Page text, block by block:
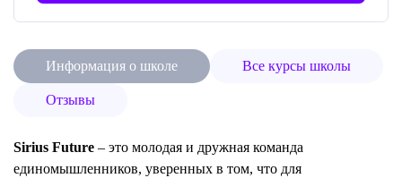
Информация о школе Все курсы школы
Отзывы
Sirius Future – это молодая и дружная команда
единомышленников, уверенных в том, что для